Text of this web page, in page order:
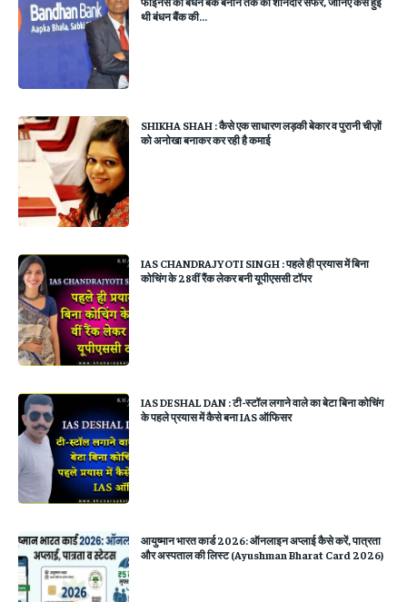
थी बंधन बैंक की...
SHIKHA SHAH : कैसे एक साधारण लड़की बेकार व पुरानी चीज़ों
को अनोखा बनाकर कर रही है कमाई
IAS CHANDRAJYOTI SINGH : पहले ही प्रयास में बिना
कोचिंग के 28वीं रैंक लेकर बनी यूपीएससी टॉपर
IAS DESHAL DAN : टी-स्टॉल लगाने वाले का बेटा बिना कोचिंग
के पहले प्रयास में कैसे बना IAS ऑफिसर
आयुष्मान भारत कार्ड 2026: ऑनलाइन अप्लाई कैसे करें, पात्रता
और अस्पताल की लिस्ट (Ayushman Bharat Card 2026)